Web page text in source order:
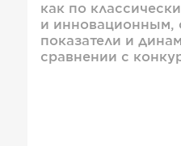
как по
и инновационным,
показатели и
сравнении с